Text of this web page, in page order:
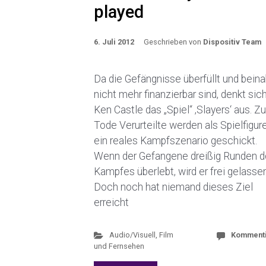
played
6. Juli 2012 Geschrieben von Dispositiv Team
Da die Gefängnisse überfüllt und
nicht mehr finanzierbar sind, denkt sich
Ken Castle das „Spiel“ ‚Slayers‘ aus.
Tode Verurteilte werden als
ein reales Kampfszenario geschickt.
Wenn der Gefangene dreißig Runden
Kampfes überlebt, wird er frei
Doch noch hat niemand dieses Ziel
erreicht
Audio/Visuell , Film
und Fernsehen